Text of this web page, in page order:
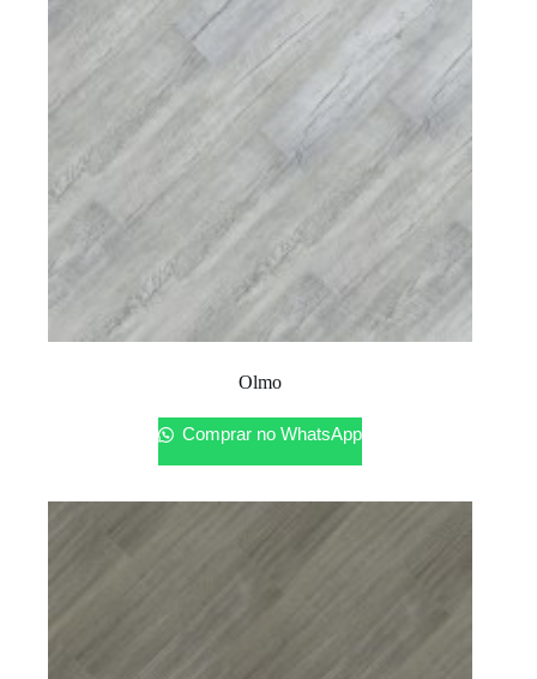
Olmo
Comprar no WhatsApp